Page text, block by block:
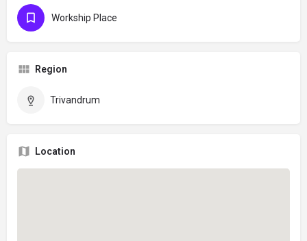
Workship Place
Region
Trivandrum
Location